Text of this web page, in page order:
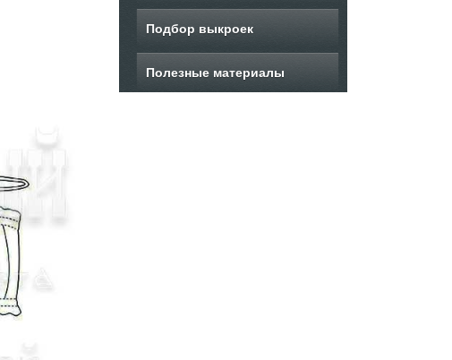
Подбор выкроек
Полезные материалы